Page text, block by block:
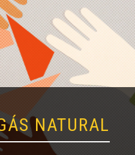
NATURAL